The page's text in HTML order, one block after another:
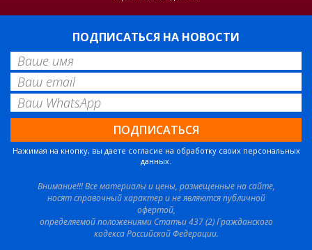
ПОДПИСАТЬСЯ НА НОВОСТИ
Нажимая на кнопку, вы даете согласие на обработку своих персональных
данных.
Внимание!!! Все материалы и цены, размещенные на сайте,
носят справочный характер и не являются публичной
офертой,
определяемой положениями Статьи 437 (2) Гражданского
кодекса Российской Федерации.